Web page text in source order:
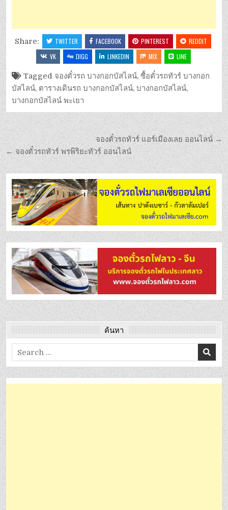
Share: TWITTER FACEBOOK PINTEREST
REDDIT
VK
DIGG LINKEDIN MIX LINE
Tagged จองตั๋วรถ บางกอกบัสไลน์,ซื้อตั๋วรถทัวร์ บางกอก
บัสไลน์, ตารางเดินรถ บางกอกบัสไลน์,บางกอกบัสไลน์,
บางกอกบัสไลน์ พะเยา
จองตั๋วรถทัวร์ แอร์เมืองเลย ออนไลน์ →
← จองตั๋วรถทัวร์ พรพิริยะทัวร์ ออนไลน์
ค้นหา
Search
for: